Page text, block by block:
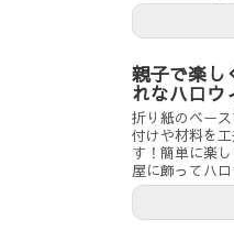
親子で楽し
れなハロウ
折り紙のベー
付けや材料を
す！簡単に楽
屋に飾ってハ